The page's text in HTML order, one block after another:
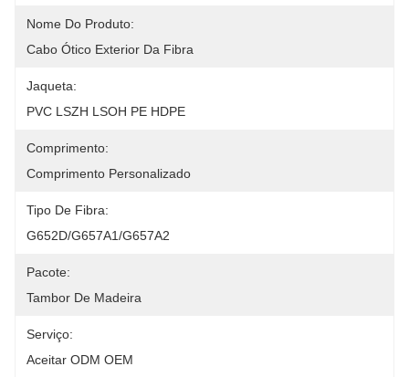
Nome Do Produto:
Cabo Ótico Exterior Da Fibra
Jaqueta:
PVC LSZH LSOH PE HDPE
Comprimento:
Comprimento Personalizado
Tipo De Fibra:
G652D/G657A1/G657A2
Pacote:
Tambor De Madeira
Serviço:
Aceitar ODM OEM